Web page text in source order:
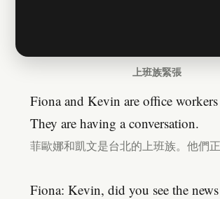
上班族緊張
Fiona and Kevin are office
They are having a conversation.
菲歐娜和凱文是台北的上班族。他們正
Fiona: Kevin, did you see the